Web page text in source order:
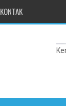
KONTAK